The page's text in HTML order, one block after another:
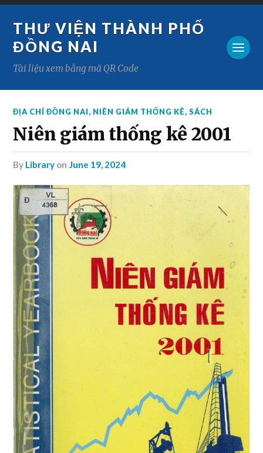
THƯ VIỆN THÀNH PHỐ
ĐỒNG NAI
Tài liệu xem bằng mã QR Code
ĐỊA CHÍ ĐỒNG NAI, NIÊN GIÁM THỐNG KÊ,SÁCH
Niên giám thống kê 2001
by Library on June 19, 2024